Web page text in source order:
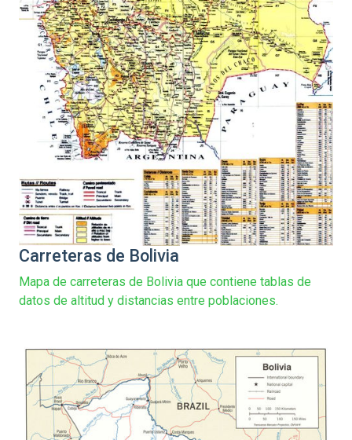
Carreteras de Bolivia
Mapa de carreteras de Bolivia que contiene tablas de
datos de altitud y distancias entre poblaciones.